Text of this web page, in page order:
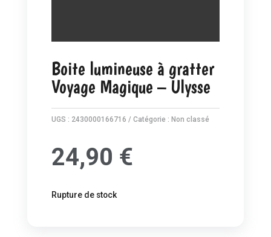
Boite lumineuse à gratter
Voyage Magique – Ulysse
UGS : 2430000166716 Catégorie : Non classé
24,90 €
Rupture de stock